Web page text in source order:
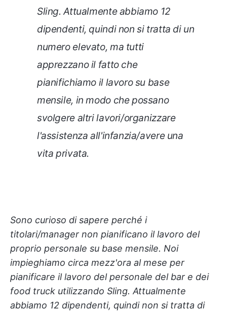
Sling. Attualmente abbiamo 12
dipendenti, quindi non si tratta di un
numero elevato, ma tutti
apprezzano il fatto che
pianifichiamo il lavoro su base
mensile, in modo che possano
svolgere altri lavori/organizzare
l'assistenza all'infanzia/avere una
vita privata.
Sono curioso di sapere perché i
titolari/manager non pianificano il lavoro del
proprio personale su base mensile. Noi
impieghiamo circa mezz'ora al mese per
pianificare il lavoro del personale del bar e dei
food truck utilizzando Sling. Attualmente
abbiamo 12 dipendenti, quindi non si tratta di